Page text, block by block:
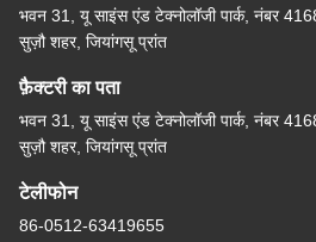
भवन 31, यू साइंस एंड टेक्नोलॉजी पार्क, नंबर
सुज़ौ शहर, जियांगसू प्रांत
फ़ैक्टरी का पता
भवन 31, यू साइंस एंड टेक्नोलॉजी पार्क, नंबर
सुज़ौ शहर, जियांगसू प्रांत
टेलीफोन
86-0512-63419655